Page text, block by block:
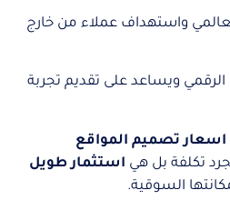
واستهداف عملاء من خارج
ويساعد على تقديم تجربة
اسعار تصميم المواقع
تكلفة بل هي استثمار طويل
السوقية.